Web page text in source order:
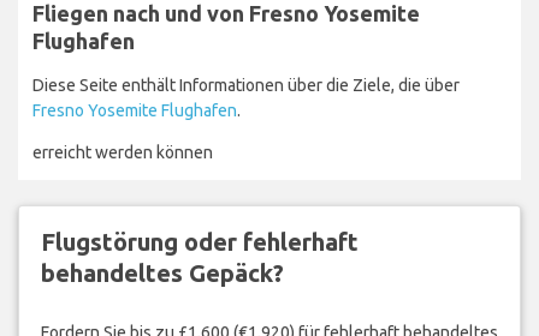
Fliegen nach und von Fresno Yosemite
Flughafen
Diese Seite enthält Informationen über die Ziele, die über
Fresno Yosemite Flughafen.
erreicht werden können
Flugstörung oder fehlerhaft
behandeltes Gepäck?
Fordern Sie bis zu £1,600 (€1,920) für fehlerhaft behandeltes